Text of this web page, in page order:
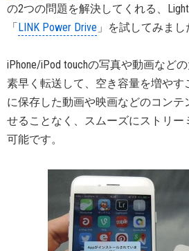
の2つの問題を解決してくれる、
「LINK Power Drive 」を試してみまし
iPhone/iPod touchの写真や動画など
素早く転送して、空き容量を増やす
に保存した動画や映画などのコンテ
せることなく、スムーズにストリー
可能です。